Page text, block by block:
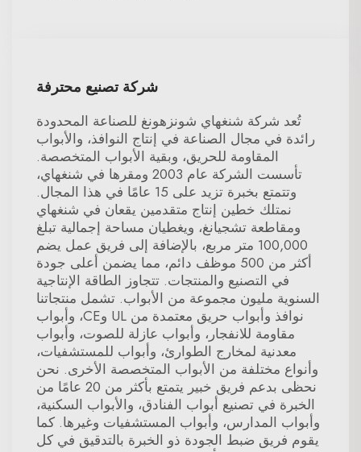
شركة تصنيع محترفة
تُعد شركة شنغهاي شونزهونغ للصناعة المحدودة
رائدة في مجال الصناعة في إنتاج النوافذ، والأبواب
المقاومة للحريق، وبقية الأبواب المتخصصة.
تأسست الشركة عام 2003 ومقرها في شنغهاي،
وتتمتع بخبرة تزيد على 15 عامًا في هذا المجال.
نمتلك خطين إنتاج متقدمين يقعان في شنغهاي
ومقاطعة تشجيانغ، ويغطيان مساحة إجمالية تبلغ
100,000 متر مربع، بالإضافة إلى فريق عمل يضم
أكثر من 500 موظف دائم، مما يضمن أعلى جودة
في التصنيع والمنتجات. تتجاوز الطاقة الإنتاجية
السنوية مليون مجموعة من الأبواب. تشمل منتجاتنا
نوافذ وأبواب حريق معتمدة من UL وCE، وأبواب
مقاومة للانفجار، وأبواب عازلة للصوت، وأبواب
معدنية لمخارج الطوارئ، وأبواب للمستشفيات،
وأنواع مختلفة من الأبواب المتخصصة الأخرى. نحن
نحظى بدعم فريق خبير يتمتع بأكثر من 20 عامًا من
الخبرة في تصنيع أبواب الفنادق، والأبواب السكنية،
وأبواب المدارس، وأبواب المستشفيات وغيرها. كما
يقوم فريق ضبط الجودة ذو الخبرة بالتدقيق في كل